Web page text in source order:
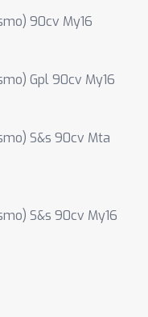
90cv My16
Gpl 90cv My16
S&s 90cv Mta
S&s 90cv My16